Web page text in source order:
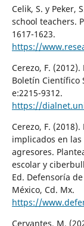
Celik, S. y Peker,
school teachers.
1617-1623.
https://
Cerezo, F.
Boletín Científico
e:2215-9312.
https://
Cerezo, F.
implicados en
agresores.
escolar y
Ed. Defensoría
México, Cd. Mx.
https://
Cervantes, M.